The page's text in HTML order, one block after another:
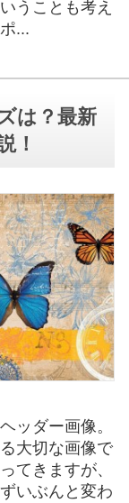
うことも考え
...
は？最新
！
ッダー画像。
大切な画像で
てきますが、
いぶんと変わ